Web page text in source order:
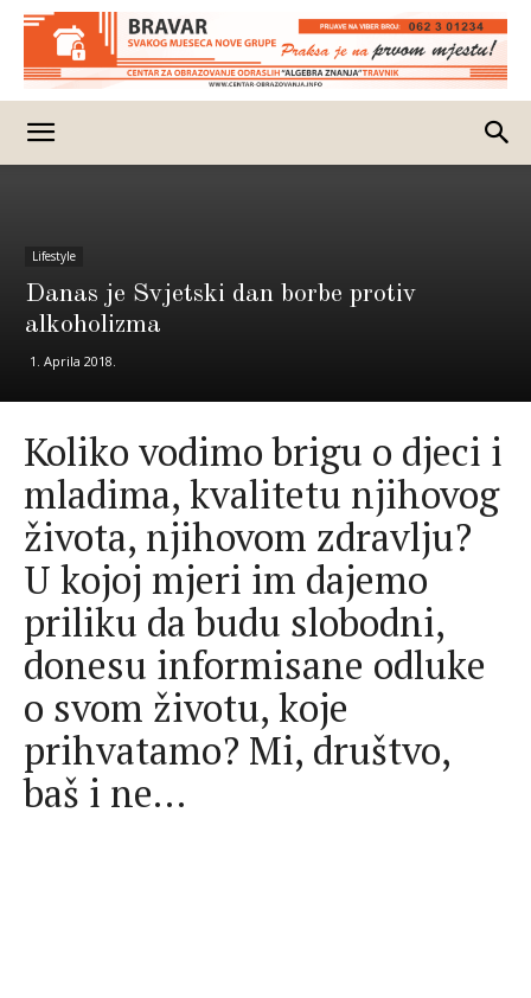
Lifestyle
Danas je Svjetski dan borbe protiv
alkoholizma
1. Aprila 2018.
Koliko vodimo brigu o djeci i
mladima, kvalitetu njihovog
života, njihovom zdravlju?
U kojoj mjeri im dajemo
priliku da budu slobodni,
donesu informisane odluke
o svom životu, koje
prihvatamo? Mi, društvo,
baš i ne…